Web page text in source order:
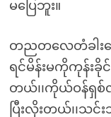
မပြေဘူး။
တညတလေတံခါးလ
ရင်မိန်းမကိုကုန်းခိုင်
တယ်၊၊ကိုယ်ဝန်ရှ
ပြီးလိုးတယ်၊၊သ